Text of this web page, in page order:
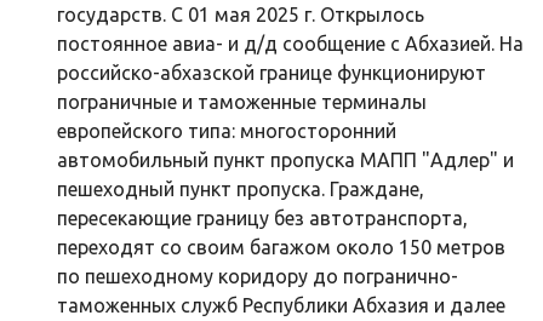
государств. C 01 мая 2025 г. Открылось
постоянное авиа- и д/д сообщение с Абхазией. На
российско-абхазской границе функционируют
пограничные и таможенные терминалы
европейского типа: многосторонний
автомобильный пункт пропуска МАПП "Адлер" и
пешеходный пункт пропуска. Граждане,
пересекающие границу без автотранспорта,
переходят со своим багажом около 150 метров
по пешеходному коридору до погранично-
таможенных служб Республики Абхазия и далее